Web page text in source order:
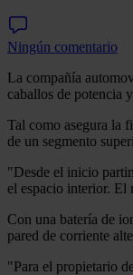
Ningún comentario
La compañía
caballos de potencia
Tal como asegura la
de un segmento
"Desde el inicio
el espacio interior. El
Con una batería de
pared de corriente
"Para el propietario